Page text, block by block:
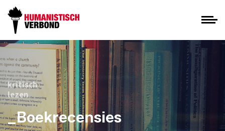
kritisch
lezen
_Boekrecensies